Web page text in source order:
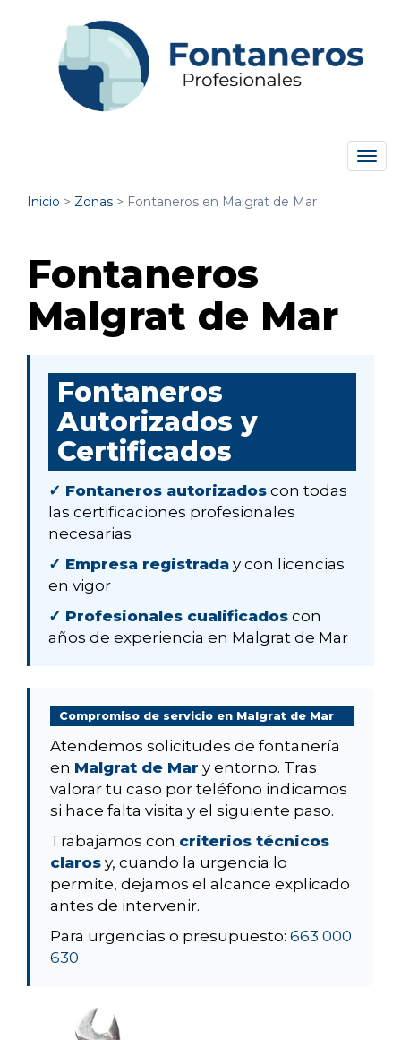
Inicio > Zonas > Fontaneros en Malgrat de Mar
Fontaneros
Malgrat de Mar
Fontaneros
Autorizados y
Certificados
✓ Fontaneros autorizados con todas
las certificaciones profesionales
necesarias
✓ Empresa registrada y con licencias
en vigor
✓ Profesionales cualificados con
años de experiencia en Malgrat de Mar
Compromiso de servicio en Malgrat de Mar
Atendemos solicitudes de fontanería
en Malgrat de Mar y entorno. Tras
valorar tu caso por teléfono indicamos
si hace falta visita y el siguiente paso.
Trabajamos con criterios técnicos
claros y, cuando la urgencia lo
permite, dejamos el alcance explicado
antes de intervenir.
Para urgencias o presupuesto: 663 000
630